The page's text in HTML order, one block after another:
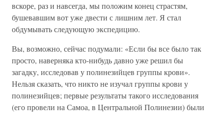
вскоре, раз и навсегда, мы положим конец страстям,
бушевавшим вот уже двести с лишним лет. Я стал
обдумывать следующую экспедицию.
Вы, возможно, сейчас подумали: «Если бы все было так
просто, наверняка кто-нибудь давно уже решил бы
загадку, исследовав у полинезийцев группы крови».
Нельзя сказать, что никто не изучал группы крови у
полинезийцев; первые результаты такого исследования
(его провели на Самоа, в Центральной Полинезии) были